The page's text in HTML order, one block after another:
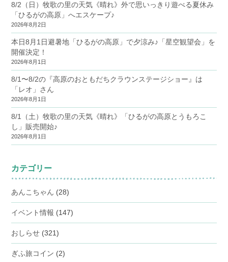
8/2（日）牧歌の里の天気《晴れ》外で思いっきり遊べる夏休み
「ひるがの高原」へエスケープ♪
2026年8月2日
本日8月1日避暑地「ひるがの高原」で夕涼み♪「星空観望会」を
開催決定！
2026年8月1日
8/1〜8/2の『高原のおともだちクラウンステージショー』は
「レオ」さん
2026年8月1日
8/1（土）牧歌の里の天気《晴れ》「ひるがの高原とうもろこ
し」販売開始♪
2026年8月1日
カテゴリー
あんこちゃん (28)
イベント情報 (147)
おしらせ (321)
ぎふ旅コイン (2)